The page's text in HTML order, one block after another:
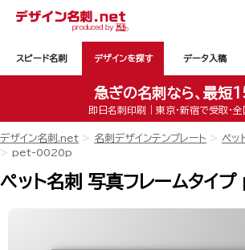
スピード名刺 デザインを探す データ入稿
急ぎの名刺なら、最短
即日名刺印刷｜東京・新宿で受取・
デザイン名刺.net 名刺デザインテンプレート
ペッ
pet-0020p
ペット名刺 写真フレームタ